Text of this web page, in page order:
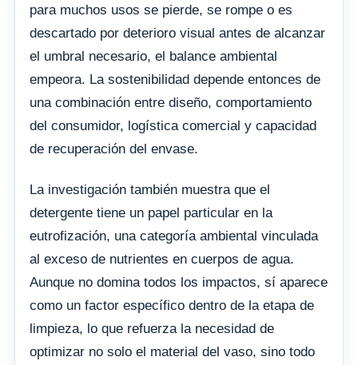
para muchos usos se pierde, se rompe o es
descartado por deterioro visual antes de alcanzar
el umbral necesario, el balance ambiental
empeora. La sostenibilidad depende entonces de
una combinación entre diseño, comportamiento
del consumidor, logística comercial y capacidad
de recuperación del envase.
La investigación también muestra que el
detergente tiene un papel particular en la
eutrofización, una categoría ambiental vinculada
al exceso de nutrientes en cuerpos de agua.
Aunque no domina todos los impactos, sí aparece
como un factor específico dentro de la etapa de
limpieza, lo que refuerza la necesidad de
optimizar no solo el material del vaso, sino todo